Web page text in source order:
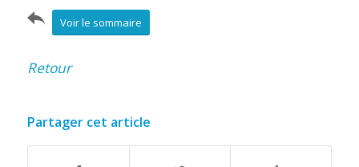
Voir le sommaire
Retour
Partager cet article